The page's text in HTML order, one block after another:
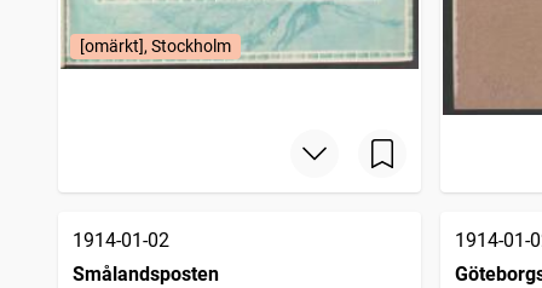
Svensk kemisk tidskrift
träffar
träffar
Efteråt, tidskrift för spiritism och dermed beslägtade ämnen
1
[omärkt], Stockholm
1914-01-02
Smålandsposten
1914-01-